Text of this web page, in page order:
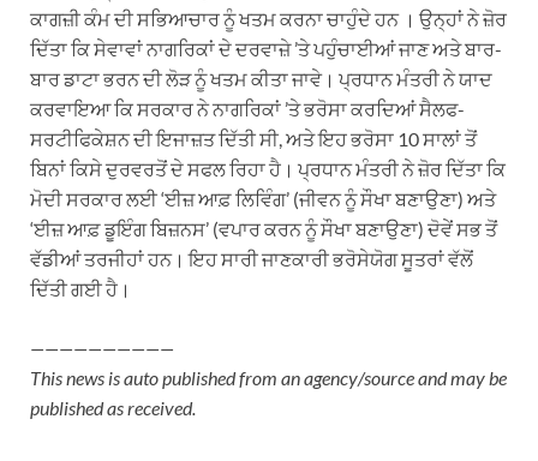
ਕਾਗਜ਼ੀ ਕੰਮ ਦੀ ਸਭਿਆਚਾਰ ਨੂੰ ਖਤਮ ਕਰਨਾ ਚਾਹੁੰਦੇ ਹਨ । ਉਨ੍ਹਾਂ ਨੇ ਜ਼ੋਰ
ਦਿੱਤਾ ਕਿ ਸੇਵਾਵਾਂ ਨਾਗਰਿਕਾਂ ਦੇ ਦਰਵਾਜ਼ੇ ’ਤੇ ਪਹੁੰਚਾਈਆਂ ਜਾਣ ਅਤੇ ਬਾਰ-
ਬਾਰ ਡਾਟਾ ਭਰਨ ਦੀ ਲੋੜ ਨੂੰ ਖਤਮ ਕੀਤਾ ਜਾਵੇ। ਪ੍ਰਧਾਨ ਮੰਤਰੀ ਨੇ ਯਾਦ
ਕਰਵਾਇਆ ਕਿ ਸਰਕਾਰ ਨੇ ਨਾਗਰਿਕਾਂ ’ਤੇ ਭਰੋਸਾ ਕਰਦਿਆਂ ਸੈਲਫ-
ਸਰਟੀਫਿਕੇਸ਼ਨ ਦੀ ਇਜਾਜ਼ਤ ਦਿੱਤੀ ਸੀ, ਅਤੇ ਇਹ ਭਰੋਸਾ 10 ਸਾਲਾਂ ਤੋਂ
ਬਿਨਾਂ ਕਿਸੇ ਦੁਰਵਰਤੋਂ ਦੇ ਸਫਲ ਰਿਹਾ ਹੈ। ਪ੍ਰਧਾਨ ਮੰਤਰੀ ਨੇ ਜ਼ੋਰ ਦਿੱਤਾ ਕਿ
ਮੋਦੀ ਸਰਕਾਰ ਲਈ ‘ਈਜ਼ ਆਫ਼ ਲਿਵਿੰਗ’ (ਜੀਵਨ ਨੂੰ ਸੌਖਾ ਬਣਾਉਣਾ) ਅਤੇ
‘ਈਜ਼ ਆਫ਼ ਡੂਇੰਗ ਬਿਜ਼ਨਸ’ (ਵਪਾਰ ਕਰਨ ਨੂੰ ਸੌਖਾ ਬਣਾਉਣਾ) ਦੋਵੇਂ ਸਭ ਤੋਂ
ਵੱਡੀਆਂ ਤਰਜੀਹਾਂ ਹਨ। ਇਹ ਸਾਰੀ ਜਾਣਕਾਰੀ ਭਰੋਸੇਯੋਗ ਸੂਤਰਾਂ ਵੱਲੋਂ
ਦਿੱਤੀ ਗਈ ਹੈ।
——————————
This news is auto published from an agency/source and may be
published as received.